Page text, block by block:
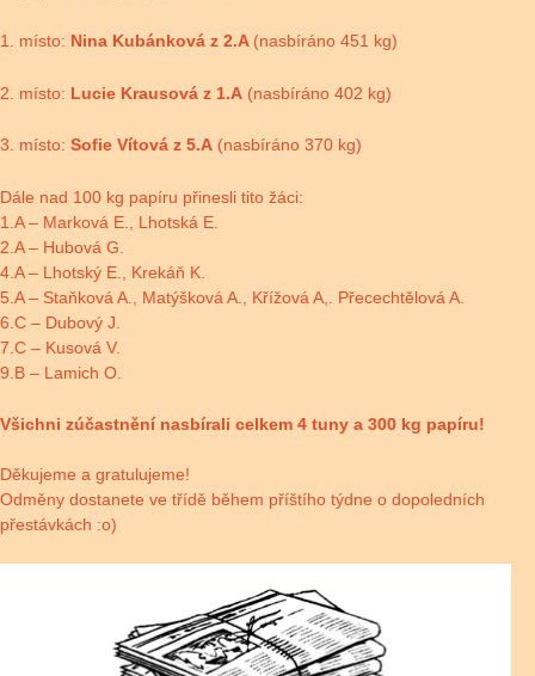
1. místo: Nina Kubánková z 2.A (nasbíráno 451 kg)
2. místo: Lucie Krausová z 1.A (nasbíráno 402 kg)
3. místo: Sofie Vítová z 5.A (nasbíráno 370 kg)
Dále nad 100 kg papíru přinesli tito žáci:
1.A – Marková E., Lhotská E.
2.A – Hubová G.
4.A – Lhotský E., Krekáň K.
5.A – Staňková A., Matýšková A., Křížová A,. Přecechtělová A.
6.C – Dubový J.
7.C – Kusová V.
9.B – Lamich O.
Všichni zúčastnění nasbírali celkem 4 tuny a 300 kg papíru!
Děkujeme a gratulujeme!
Odměny dostanete ve třídě během příštího týdne o dopoledních
přestávkách :o)